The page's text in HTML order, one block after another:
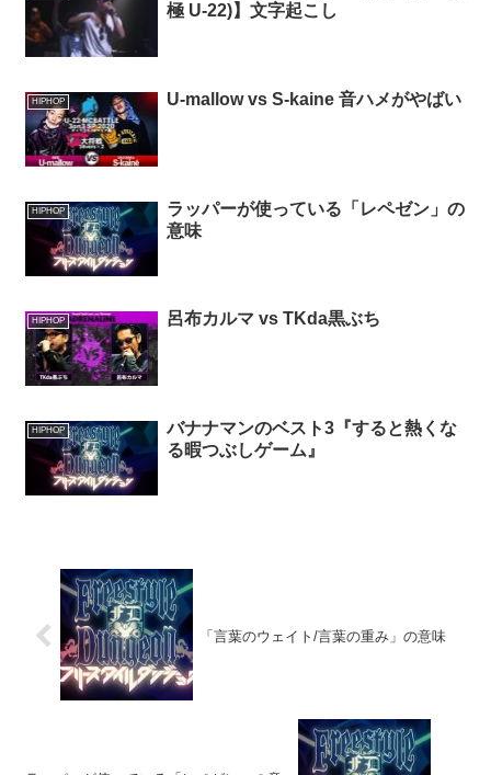
極 U-22)】文字起こし
HIPHOP U-mallow vs S-kaine 音ハメがやばい
HIPHOP
ラッパーが使っている「レペゼン」の
意味
HIPHOP 呂布カルマ vs TKda黒ぶち
HIPHOP
バナナマンのベスト3『すると熱くな
る暇つぶしゲーム』
「言葉のウェイト/言葉の重み」の意味